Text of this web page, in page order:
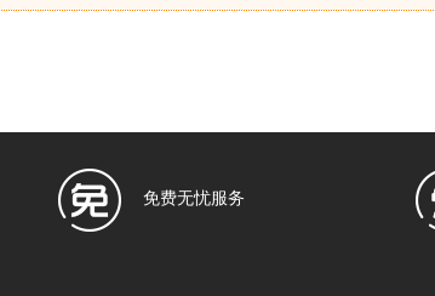
免费无忧服务